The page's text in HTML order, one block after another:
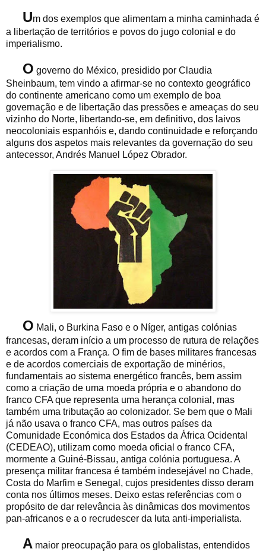
Um dos exemplos que alimentam a minha caminhada é
a libertação de territórios e povos do jugo colonial e do
imperialismo.
O governo do México, presidido por Claudia
Sheinbaum, tem vindo a afirmar-se no contexto geográfico
do continente americano como um exemplo de boa
governação e de libertação das pressões e ameaças do seu
vizinho do Norte, libertando-se, em definitivo, dos laivos
neocoloniais espanhóis e, dando continuidade e reforçando
alguns dos aspetos mais relevantes da governação do seu
antecessor, Andrés Manuel López Obrador.
O Mali, o Burkina Faso e o Níger, antigas colónias
francesas, deram início a um processo de rutura de relações
e acordos com a França. O fim de bases militares francesas
e de acordos comerciais de exportação de minérios,
fundamentais ao sistema energético francês, bem assim
como a criação de uma moeda própria e o abandono do
franco CFA que representa uma herança colonial, mas
também uma tributação ao colonizador. Se bem que o Mali
já não usava o franco CFA, mas outros países da
Comunidade Económica dos Estados da África Ocidental
(CEDEAO), utilizam como moeda oficial o franco CFA,
mormente a Guiné-Bissau, antiga colónia portuguesa. A
presença militar francesa é também indesejável no Chade,
Costa do Marfim e Senegal, cujos presidentes disso deram
conta nos últimos meses. Deixo estas referências com o
propósito de dar relevância às dinâmicas dos movimentos
pan-africanos e a o recrudescer da luta anti-imperialista.
A maior preocupação para os globalistas, entendidos